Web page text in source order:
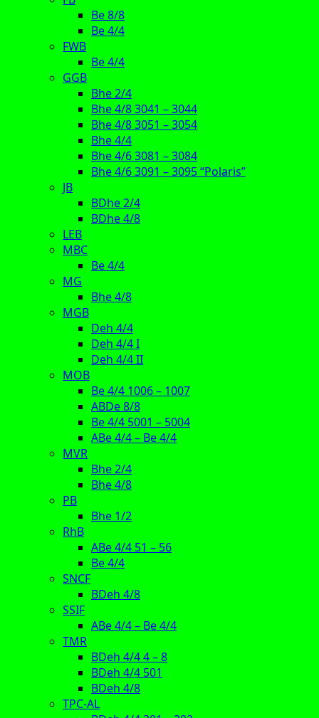
Be 8/8
Be 4/4
FWB
Be 4/4
GGB
Bhe 2/4
Bhe 4/8 3041 – 3044
Bhe 4/8 3051 – 3054
Bhe 4/4
Bhe 4/6 3081 – 3084
Bhe 4/6 3091 – 3095 “Polaris”
JB
BDhe 2/4
BDhe 4/8
LEB
MBC
Be 4/4
MG
Bhe 4/8
MGB
Deh 4/4
Deh 4/4 I
Deh 4/4 II
MOB
Be 4/4 1006 – 1007
ABDe 8/8
Be 4/4 5001 – 5004
ABe 4/4 – Be 4/4
MVR
Bhe 2/4
Bhe 4/8
PB
Bhe 1/2
RhB
ABe 4/4 51 – 56
Be 4/4
SNCF
BDeh 4/8
SSIF
ABe 4/4 – Be 4/4
TMR
BDeh 4/4 4 – 8
BDeh 4/4 501
BDeh 4/8
TPC-AL